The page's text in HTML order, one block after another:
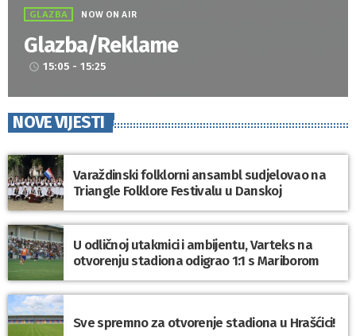
GLAZBA NOW ON AIR
Glazba/Reklame
access_time 15:05 - 15:25
NOVE VIJESTI
Varaždinski folklorni ansambl sudjelovao na
Triangle Folklore Festivalu u Danskoj
U odličnoj utakmici i ambijentu, Varteks na
otvorenju stadiona odigrao 1:1 s Mariborom
Sve spremno za otvorenje stadiona u Hrašćici!